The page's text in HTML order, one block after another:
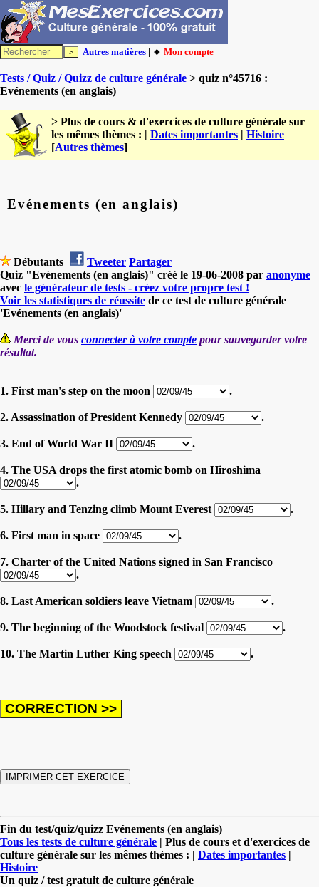
Autres matières | 🔸 Mon compte
Tests / Quiz / Quizz de culture générale > quiz n°45716 :
Evénements (en anglais)
> Plus de cours & d'exercices de culture générale sur
les mêmes thèmes : | Dates importantes | Histoire
[Autres thèmes]
Evénements (en anglais)
Débutants Tweeter Partager
Quiz "Evénements (en anglais)" créé le 19-06-2008 par anonyme
avec le générateur de tests - créez votre propre test !
Voir les statistiques de réussite de ce test de culture générale
'Evénements (en anglais)'
Merci de vous connecter à votre compte pour sauvegarder votre
résultat.
1. First man's step on the moon .
2. Assassination of President Kennedy .
3. End of World War II .
4. The USA drops the first atomic bomb on Hiroshima
.
5. Hillary and Tenzing climb Mount Everest .
6. First man in space .
7. Charter of the United Nations signed in San Francisco
.
8. Last American soldiers leave Vietnam .
9. The beginning of the Woodstock festival .
10. The Martin Luther King speech .
Fin du test/quiz/quizz Evénements (en anglais)
Tous les tests de culture générale | Plus de cours et d'exercices de
culture générale sur les mêmes thèmes : | Dates importantes |
Histoire
Un quiz / test gratuit de culture générale